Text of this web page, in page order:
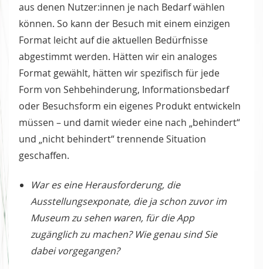
aus denen Nutzer:innen je nach Bedarf wählen
können. So kann der Besuch mit einem einzigen
Format leicht auf die aktuellen Bedürfnisse
abgestimmt werden. Hätten wir ein analoges
Format gewählt, hätten wir spezifisch für jede
Form von Sehbehinderung, Informationsbedarf
oder Besuchsform ein eigenes Produkt entwickeln
müssen – und damit wieder eine nach „behindert“
und „nicht behindert“ trennende Situation
geschaffen.
War es eine Herausforderung, die
Ausstellungsexponate, die ja schon zuvor im
Museum zu sehen waren, für die App
zugänglich zu machen? Wie genau sind Sie
dabei vorgegangen?